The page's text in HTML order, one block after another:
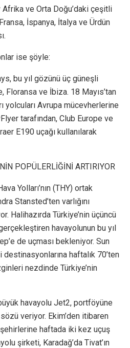
ve Orta Doğu’daki çeşitli
İspanya, İtalya ve Ürdün
ise şöyle:
bu yıl gözünü üç güneşli
ve İbiza. 18 Mayıs’tan
yolcuları Avrupa mücevherlerine
tarafından, Club Europe ve
E190 uçağı kullanılarak
POPÜLERLİĞİNİ ARTIRIYOR
Yolları’nın (THY) ortak
Stansted’ten varlığını
Halihazırda Türkiye’nin üçüncü
havayolunun bu yıl
de uçması bekleniyor. Sun
haftalık 70’ten
nezdinde Türkiye’nin
havayolu Jet2, portföyüne
veriyor. Ekim’den itibaren
şehirlerine haftada iki kez uçuş
şirketi, Karadağ’da Tivat’ın